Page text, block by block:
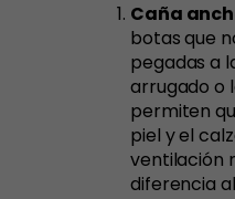
Caña
botas que
pegadas a
arrugado o
permiten
piel y el
ventilación
diferencia